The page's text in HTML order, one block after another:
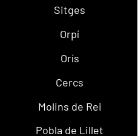
Sitges
Orpí
Orís
Cercs
Molins de Rei
Pobla de Lillet